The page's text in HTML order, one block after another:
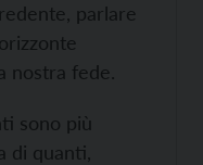
parlare
nostra fede.
sono più
di quanti,